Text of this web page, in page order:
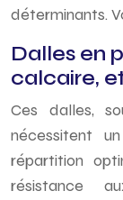
déterminants.
Dalles en
calcaire,
Ces dalles,
nécessitent
répartition
résistance